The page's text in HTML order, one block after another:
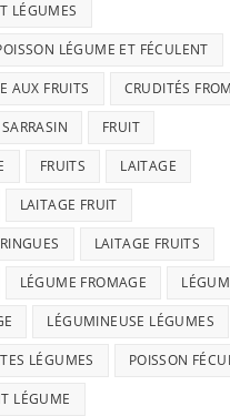
LÉGUMES
LÉGUME ET FÉCULENT
AUX FRUITS CRUDITÉS
FRUIT
FRUITS LAITAGE
LAITAGE FRUIT
LAITAGE FRUITS
LÉGUME FROMAGE
LÉGUMINEUSE LÉGUMES
LÉGUMES POISSON
LÉGUME